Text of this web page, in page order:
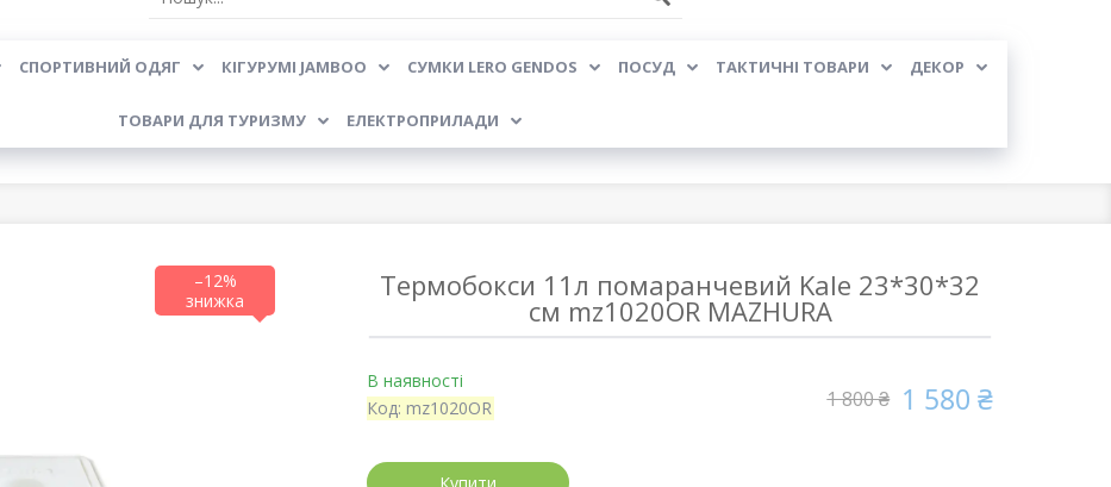
СПОРТИВНИЙ ОДЯГ КІГУРУМІ JAMBOO СУМКИ LERO GENDOS ПОСУД ТАКТИЧНІ ТОВАРИ ДЕКОР
ТОВАРИ ДЛЯ ТУРИЗМУ ЕЛЕКТРОПРИЛАДИ
–12% Термобокси 11л помаранчевий Kale 23*30*32
см mz1020OR MAZHURA
В наявності
Код: mz1020OR 1 800 ₴ 1 580 ₴